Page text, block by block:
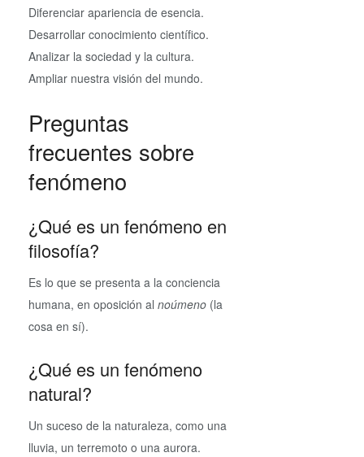
Diferenciar apariencia de esencia.
Desarrollar conocimiento científico.
Analizar la sociedad y la cultura.
Ampliar nuestra visión del mundo.
Preguntas
frecuentes sobre
fenómeno
¿Qué es un fenómeno en
filosofía?
Es lo que se presenta a la conciencia
humana, en oposición al noúmeno (la
cosa en sí).
¿Qué es un fenómeno
natural?
Un suceso de la naturaleza, como una
lluvia, un terremoto o una aurora.